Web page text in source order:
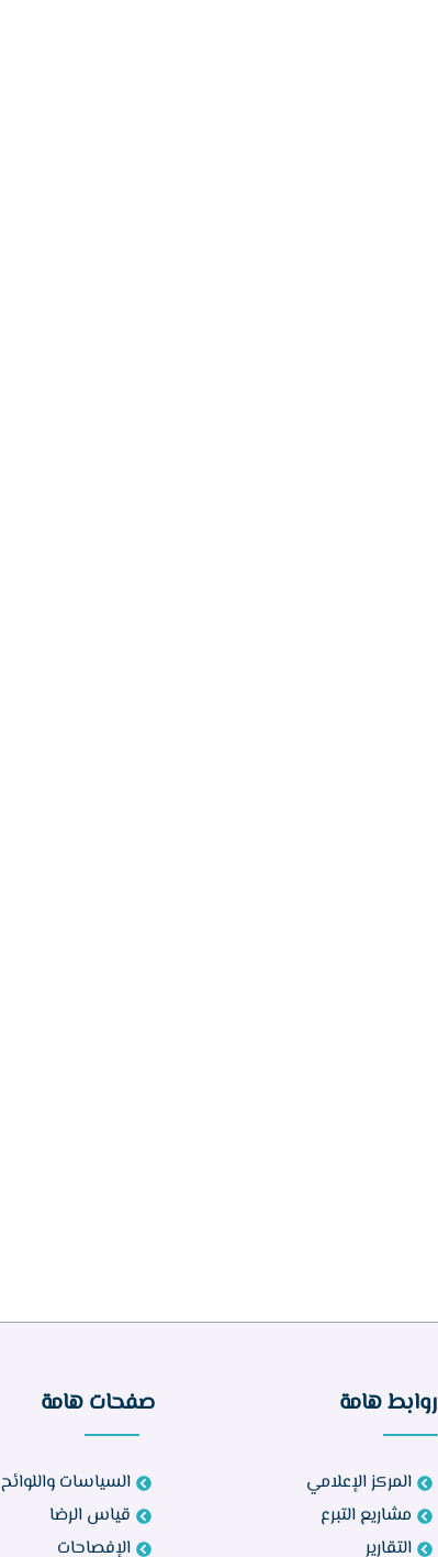
روابط هامة
المركز الإعلامي
مشاريع التبرع
التقارير
صفحات هامة
السياسات واللوائح
قياس الرضا
الإفصاحات